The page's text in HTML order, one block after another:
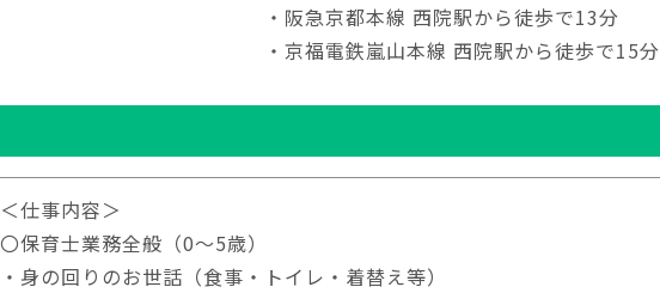
・阪急京都本線 西院駅から徒歩で13分
・京福電鉄嵐山本線 西院駅から徒歩で15分
＜仕事内容＞
〇保育士業務全般（0～5歳）
・身の回りのお世話（食事・トイレ・着替え等）